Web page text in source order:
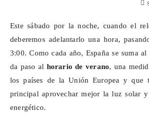
Este sábado por la noche, cuando el
deberemos adelantarlo una hora,
3:00. Como cada año, España se suma
da paso al horario de verano, una
los países de la Unión Europea y que
principal aprovechar mejor la luz solar
energético.